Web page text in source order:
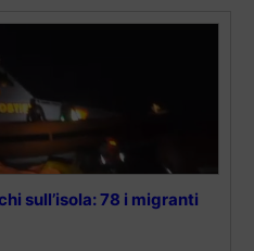
sull’isola: 78 i migranti